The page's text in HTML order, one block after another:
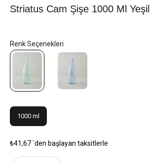
Striatus Cam Şişe 1000 Ml Yeşil
1000 ml
₺41,67`den başlayan taksitlerle